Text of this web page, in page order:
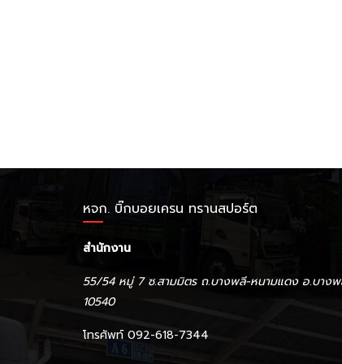
หจก. บิ๊กบอยเครน ทรานสปอร์ต
สำนักงาน
55/54 หมู่ 7 ซ.สามมิตร ถ.บางพลี-หนามแดง อ.บางพ
10540
โทรศัพท์ 092-618-7344